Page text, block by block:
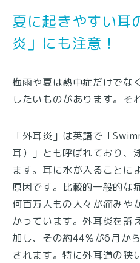
夏に起きやすい耳
炎」にも注意！
梅雨や夏は熱中症だけでな
したいものがあります。そ
「外耳炎」は英語で「
耳）」とも呼ばれており、
ます。耳に水が入ることに
原因です。比較的一般的な
何百万人もの人々が痛みや
かっています。外耳炎を訴
加し、その約44%が6月か
されます。特に外耳道の狭